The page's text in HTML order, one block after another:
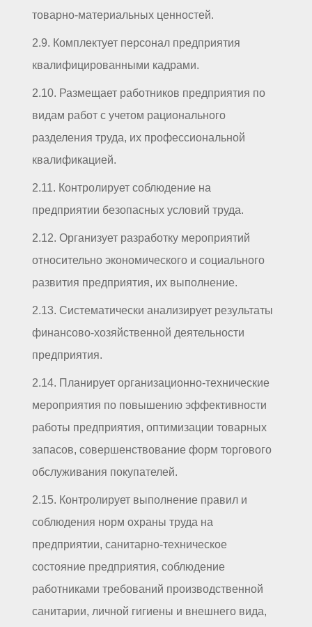
товарно-материальных ценностей.
2.9. Комплектует персонал предприятия
квалифицированными кадрами.
2.10. Размещает работников предприятия по
видам работ с учетом рационального
разделения труда, их профессиональной
квалификацией.
2.11. Контролирует соблюдение на
предприятии безопасных условий труда.
2.12. Организует разработку мероприятий
относительно экономического и социального
развития предприятия, их выполнение.
2.13. Систематически анализирует результаты
финансово-хозяйственной деятельности
предприятия.
2.14. Планирует организационно-технические
мероприятия по повышению эффективности
работы предприятия, оптимизации товарных
запасов, совершенствование форм торгового
обслуживания покупателей.
2.15. Контролирует выполнение правил и
соблюдения норм охраны труда на
предприятии, санитарно-техническое
состояние предприятия, соблюдение
работниками требований производственной
санитарии, личной гигиены и внешнего вида,